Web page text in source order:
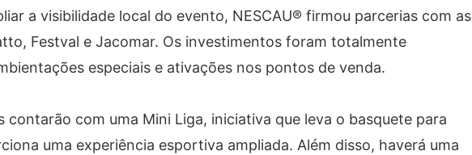
a visibilidade local do evento, NESCAU® firmou parcerias com as
Festval e Jacomar. Os investimentos foram totalmente
especiais e ativações nos pontos de venda.
contarão com uma Mini Liga, iniciativa que leva o basquete para
uma experiência esportiva ampliada. Além disso, haverá uma